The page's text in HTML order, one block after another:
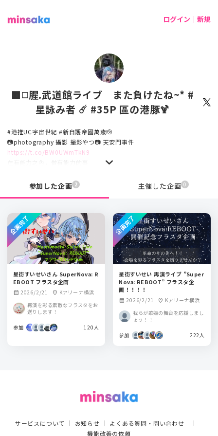
ログイン｜新規
🟧◻️腥.武道館ライブ また負けたね~* #
星詠み者 ☄️ #35P 區の港豚🍹
#港推UC宇宙世紀 #新自護帝國萬歲🫡
📷photography 攝影 撮影やつ📷 天安門事件
https://t.co/BW0UWmTkN9
#勿忘手足做過的任何事
参加した企画 2 主催した企画 0
星街すいせいさん SuperNova: R
EBOOT フラスタ企画
calendar_month 2026/2/21 location_on Kアリーナ横浜
再演を彩る素敵なフラスタをお
送りします！
参加 120人
企画完了
星街すいせい 再演ライブ ”Super
Nova: REBOOT” フラスタ企
画！！！！
calendar_month 2026/2/21 location_on Kアリーナ横浜
我らが歌姫の舞台を応援しまし
ょう！！
参加 222人
企画完了
サービスについて ｜ お知らせ ｜ よくある質問・問い合わせ ｜
機能改善の依頼